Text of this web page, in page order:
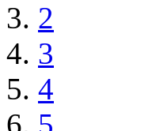
2
3
4